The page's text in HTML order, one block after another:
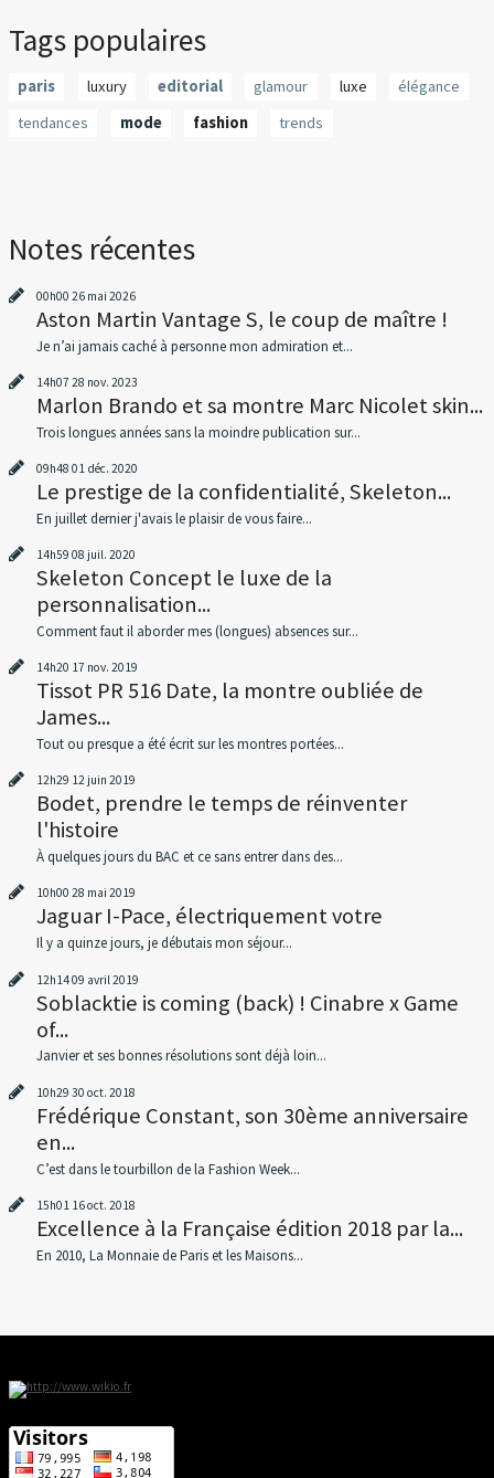
Tags populaires
paris luxury editorial glamour luxe
élégance
tendances
mode fashion trends
Notes récentes
00h00 26 mai 2026
Aston Martin Vantage S, le coup de maître !
Je n’ai jamais caché à personne mon admiration et...
14h07 28 nov. 2023
Marlon Brando et sa montre Marc Nicolet skin...
Trois longues années sans la moindre publication sur...
09h48 01 déc. 2020
Le prestige de la confidentialité, Skeleton...
En juillet dernier j'avais le plaisir de vous faire...
14h59 08 juil. 2020
Skeleton Concept le luxe de la
personnalisation...
Comment faut il aborder mes (longues) absences sur...
14h20 17 nov. 2019
Tissot PR 516 Date, la montre oubliée de
James...
Tout ou presque a été écrit sur les montres portées...
12h29 12 juin 2019
Bodet, prendre le temps de réinventer
l'histoire
À quelques jours du BAC et ce sans entrer dans des...
10h00 28 mai 2019
Jaguar I-Pace, électriquement votre
Il y a quinze jours, je débutais mon séjour...
12h1409 avril 2019
Soblacktie is coming (back) ! Cinabre x Game
of...
Janvier et ses bonnes résolutions sont déjà loin...
10h29 30 oct. 2018
Frédérique Constant, son 30ème anniversaire
en...
C’est dans le tourbillon de la Fashion Week...
15h01 16oct. 2018
Excellence à la Française édition 2018 par la...
En 2010, La Monnaie de Paris et les Maisons...